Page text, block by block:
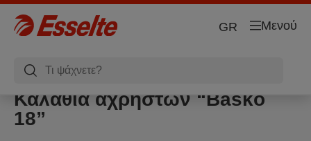
Μενού
GR
Καλάθια αχρήστων “Basko
18”